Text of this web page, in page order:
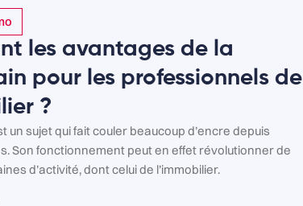
les avantages de la
pour les professionnels de
?
un sujet qui fait couler beaucoup d’encre depuis
Son fonctionnement peut en effet révolutionner de
d’activité, dont celui de l’immobilier.